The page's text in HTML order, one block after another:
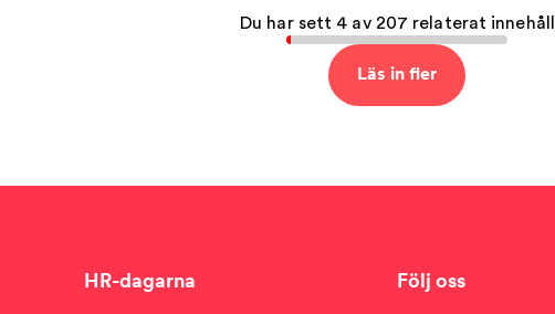
Du har sett 4 av 207 relaterat innehåll
Läs in fler
HR-dagarna Följ oss